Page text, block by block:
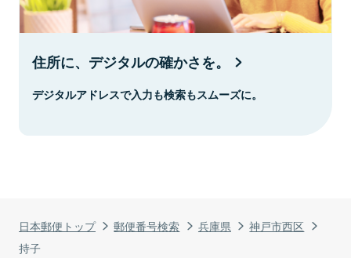
日本郵便トップ 郵便番号検索 兵庫県
神戸市西区
持子
住所に、デジタルの確かさを。
デジタルアドレスで入力も検索もスムーズに。